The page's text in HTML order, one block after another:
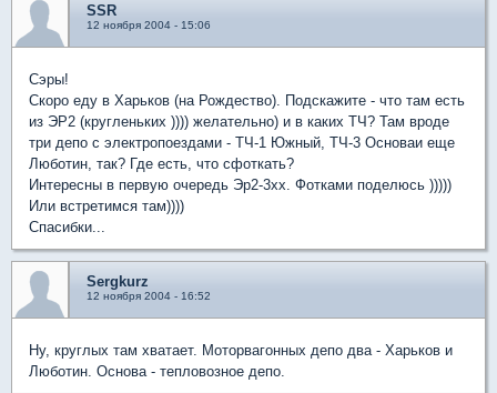
SSR
12 ноября 2004 - 15:06
Сэры!
Скоро еду в Харьков (на Рождество). Подскажите - что там есть
из ЭР2 (кругленьких )))) желательно) и в каких ТЧ? Там вроде
три депо с электропоездами - ТЧ-1 Южный, ТЧ-3 Основаи еще
Люботин, так? Где есть, что сфоткать?
Интересны в первую очередь Эр2-3хх. Фотками поделюсь )))))
Или встретимся там))))
Спасибки...
Sergkurz
12 ноября 2004 - 16:52
Ну, круглых там хватает. Моторвагонных депо два - Харьков и
Люботин. Основа - тепловозное депо.